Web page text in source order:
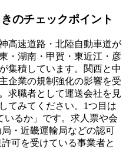
のチェックポイント
高速道路・北陸自動車道が
・湖南・甲賀・東近江・彦
集積しています。関西と中
企業の規制強化の影響を受
求職者として運送会社を見
てみてください。1つ目は
いるか」です。求人票や会
・近畿運輸局などの認可
可を受けている事業者と